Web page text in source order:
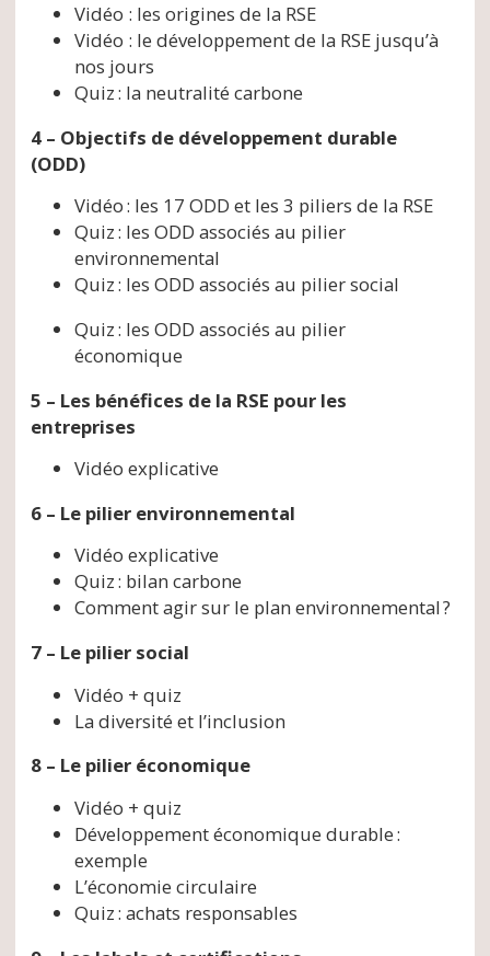
Vidéo : les origines de la RSE
Vidéo : le développement de la RSE jusqu’à
nos jours
Quiz : la neutralité carbone
4 – Objectifs de développement durable
(ODD)
Vidéo : les 17 ODD et les 3 piliers de la RSE
Quiz : les ODD associés au pilier
environnemental
Quiz : les ODD associés au pilier social
Quiz : les ODD associés au pilier
économique
5 – Les bénéfices de la RSE pour les
entreprises
Vidéo explicative
6 – Le pilier environnemental
Vidéo explicative
Quiz : bilan carbone
Comment agir sur le plan environnemental ?
7 – Le pilier social
Vidéo + quiz
La diversité et l’inclusion
8 – Le pilier économique
Vidéo + quiz
Développement économique durable :
exemple
L’économie circulaire
Quiz : achats responsables